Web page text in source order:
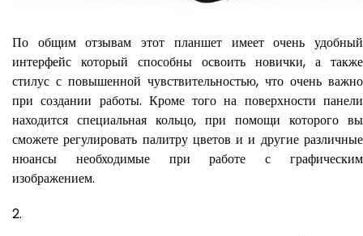
По общим отзывам этот планшет имеет очень удобный
интерфейс который способны освоить новички, а также
стилус с повышенной чувствительностью, что очень важно
при создании работы. Кроме того на поверхности панели
находится специальная кольцо, при помощи которого вы
сможете регулировать палитру цветов и и другие различные
нюансы необходимые при работе с графическим
изображением.